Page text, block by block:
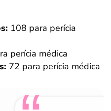
108 para perícia
perícia médica
72 para perícia médica